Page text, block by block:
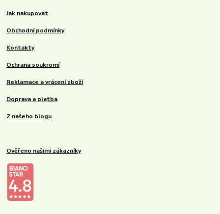
Jak nakupovat
Obchodní podmínky
Kontakty
Ochrana soukromí
Reklamace a vrácení zboží
Doprava a platba
Z našeho blogu
Ověřeno našimi zákazníky